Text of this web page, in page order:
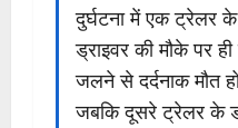
दुर्घटना में एक ट्रेलर के
ड्राइवर की मौके पर ही
जलने से दर्दनाक मौत
जबकि दूसरे ट्रेलर के